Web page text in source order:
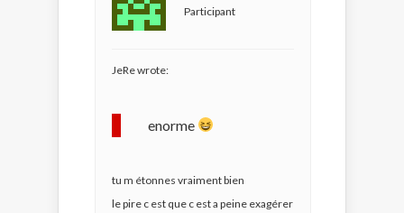
Participant
JeRe wrote:
enorme
tu m étonnes vraiment bien
le pire c est que c est a peine exagérer